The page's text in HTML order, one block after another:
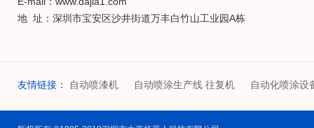
地 址：深圳市宝安区沙井街道万丰白竹山工业园A栋
友情链接： 自动喷漆机 自动喷涂生产线 往复机 自动化喷涂设